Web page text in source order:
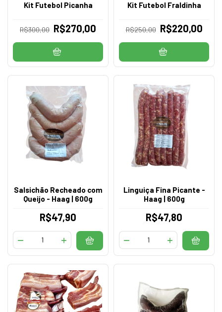
Kit Futebol Picanha
R$300,00 R$270,00
Kit Futebol Fraldinha
R$250,00 R$220,00
Salsichão Recheado com
Queijo - Haag | 600g
R$47,90
Linguiça Fina Picante -
Haag | 600g
R$47,80